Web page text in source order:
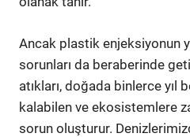
Ancak plastik enjeksiyonun
sorunları da beraberinde
atıkları, doğada binlerce yıl
kalabilen ve ekosistemlere
sorun oluşturur.